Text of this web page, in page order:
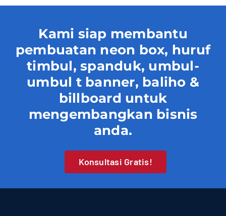
Kami siap membantu
pembuatan neon box, huruf
timbul, spanduk, umbul-
umbul t banner, baliho &
billboard untuk
mengembangkan bisnis
anda.
Konsultasi Gratis!